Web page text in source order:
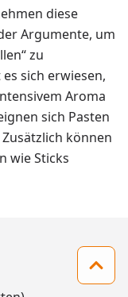
diese
Argumente, um
zu
sich erwiesen,
Aroma
sich Pasten
können
wie Sticks